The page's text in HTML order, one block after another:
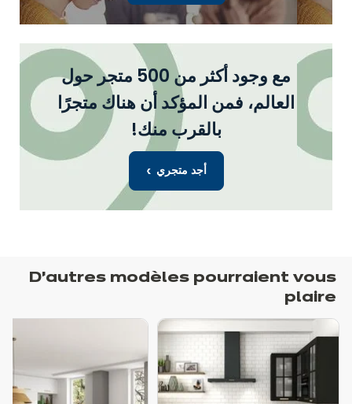
مع وجود أكثر من 500 متجر حول
العالم، فمن المؤكد أن هناك متجرًا
بالقرب منك!
أجد متجري
D’autres modèles pourraient vous
plaire